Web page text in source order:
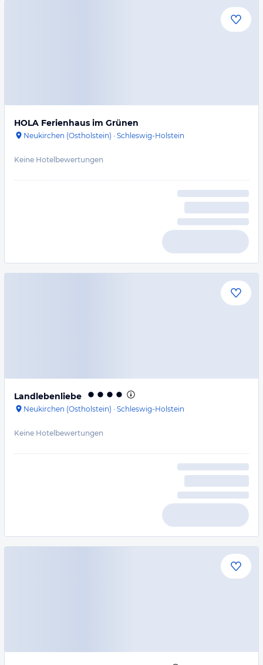
HOLA Ferienhaus im Grünen
Neukirchen (Ostholstein) · Schleswig-Holstein
Keine Hotelbewertungen
Landlebenliebe
Neukirchen (Ostholstein) · Schleswig-Holstein
Keine Hotelbewertungen